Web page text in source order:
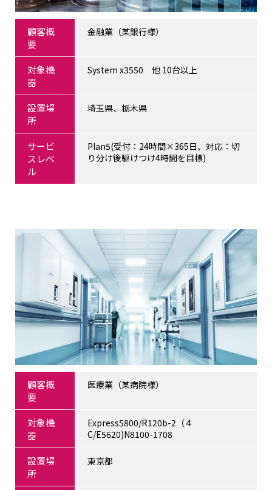
顧客概
要
金融業（某銀行様）
対象機
器
System x3550 他 10台以上
設置場
所
埼玉県、栃木県
サービ
スレベ
ル
Plan5(受付：24時間×365日、対応：切
り分け後駆けつけ4時間を目標)
顧客概
要
医療業（某病院様）
対象機
器
Express5800/R120b-2（４
C/E5620)N8100-1708
設置場
所
東京都